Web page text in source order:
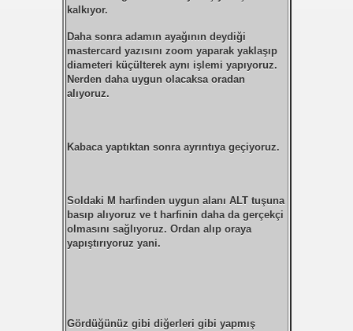
kalkıyor.
Daha sonra adamın ayağının deydiği
mastercard yazısını zoom yaparak yaklaşıp
diameteri küçülterek aynı işlemi yapıyoruz.
Nerden daha uygun olacaksa oradan
alıyoruz.
Kabaca yaptıktan sonra ayrıntıya geçiyoruz.
Soldaki M harfinden uygun alanı ALT tuşuna
basıp alıyoruz ve t harfinin daha da gerçekçi
olmasını sağlıyoruz. Ordan alıp oraya
yapıştırıyoruz yani.
Gördüğünüz gibi diğerleri gibi yapmış